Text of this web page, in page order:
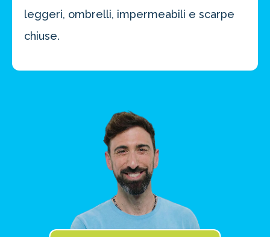
leggeri, ombrelli, impermeabili e scarpe
chiuse.